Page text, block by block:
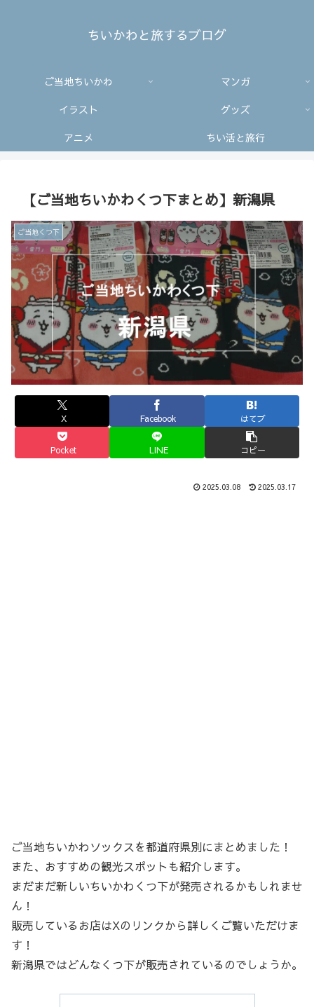
ちいかわと旅するブログ
ご当地ちいかわ
マンガ
イラスト
グッズ
アニメ
ちい活と旅行
【ご当地ちいかわくつ下まとめ】新潟県
ご当地くつ下
X Facebook はてブ
Pocket LINE コピー
2025.03.08 2025.03.17
ご当地ちいかわソックスを都道府県別にまとめました！
また、おすすめの観光スポットも紹介します。
まだまだ新しいちいかわくつ下が発売されるかもしれませ
ん！
販売しているお店はXのリンクから詳しくご覧いただけま
す！
新潟県ではどんなくつ下が販売されているのでしょうか。